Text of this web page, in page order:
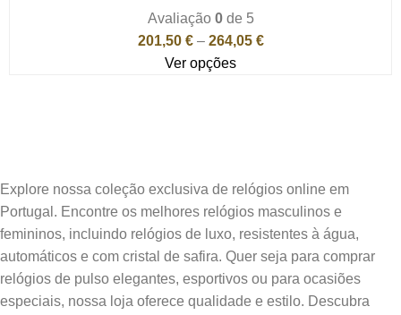
Avaliação 0de 5
201,50 € – 264,05 €
Ver opções
Explore nossa coleção exclusiva de relógios online em
Portugal. Encontre os melhores relógios masculinos e
femininos, incluindo relógios de luxo, resistentes à água,
automáticos e com cristal de safira. Quer seja para comprar
relógios de pulso elegantes, esportivos ou para ocasiões
especiais, nossa loja oferece qualidade e estilo. Descubra